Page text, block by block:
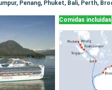
Comidas incluidas